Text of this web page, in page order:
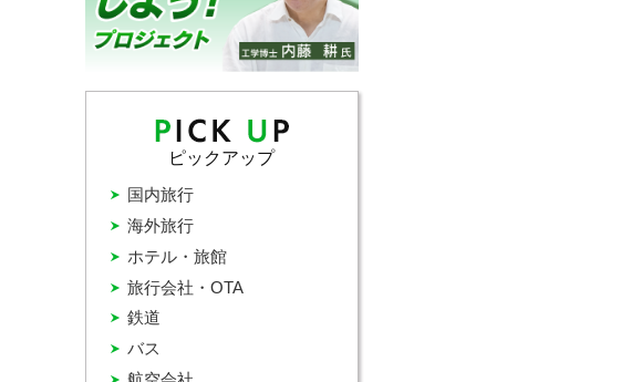
ピックアップ
バス
ホテル・旅館
国内旅行
旅行会社・OTA
海外旅行
鉄道